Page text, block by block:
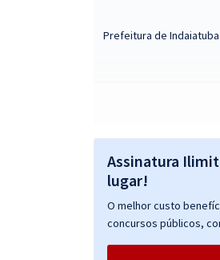
Prefeitura de
Prefeitura de
para os Cargos do
Assinatura
lugar!
O melhor custo
concursos públicos,